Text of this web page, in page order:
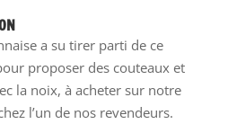
a su tirer parti de ce
proposer des couteaux et
la noix, à acheter sur notre
l’un de nos revendeurs.